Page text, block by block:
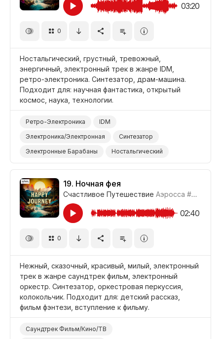
03:20
0
Ностальгический, грустный, тревожный,
энергичный, электронный трек в жанре IDM,
ретро-электроника. Синтезатор, драм-машина.
Подходит для: научная фантастика, открытый
космос, наука, технологии.
Ретро-Электроника
IDM
Электроника/Электронная
Синтезатор
Электронные Барабаны
Ностальгический
Грустный
Энергичный
Наука/Технология/Производство
Фильм Научная Фантастика
19. Ночная фея
Счастливое Путешествие Аэросса #CUP021_19
02:40
0
Нежный, сказочный, красивый, милый, электронный
трек в жанре саундтрек фильм, электронный
оркестр. Синтезатор, оркестровая перкуссия,
колокольчик. Подходит для: детский рассказ,
фильм фэнтези, вступление к фильму.
Саундтрек Фильм/Кино/ТВ